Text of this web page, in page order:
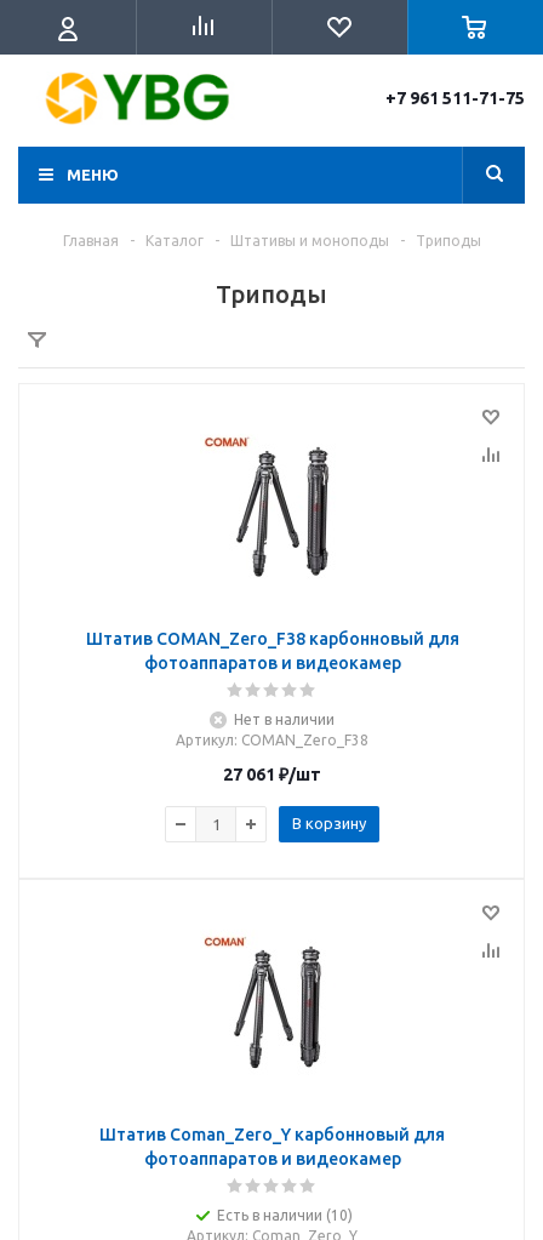
+7 961 511-71-75
МЕНЮ
Главная - Каталог - Штативы и моноподы - Триподы
Триподы
Штатив COMAN_Zero_F38 карбонновый для
фотоаппаратов и видеокамер
Нет в наличии
Артикул: COMAN_Zero_F38
27 061 ₽/шт
В корзину
Штатив Coman_Zero_Y карбонновый для
фотоаппаратов и видеокамер
Есть в наличии (10)
Артикул: Coman_Zero_Y